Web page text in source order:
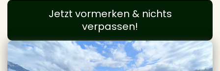
Jetzt vormerken & nichts
verpassen!